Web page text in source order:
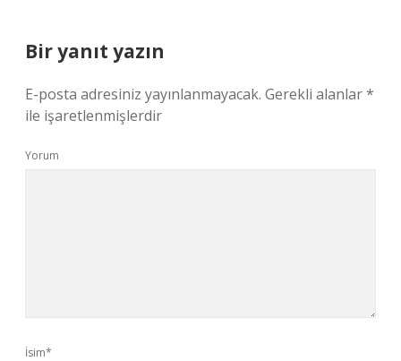
Bir yanıt yazın
E-posta adresiniz yayınlanmayacak. Gerekli alanlar*
ile işaretlenmişlerdir
Yorum
İsim*